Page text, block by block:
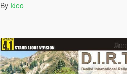
By Ideo